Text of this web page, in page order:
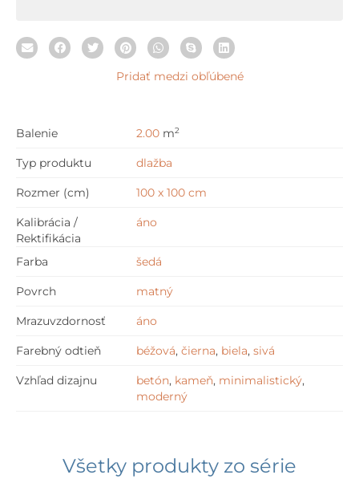
Pridať medzi obľúbené
Balenie 2.00 m2
Typ produktu dlažba
Rozmer (cm) 100 x 100 cm
Kalibrácia /
Rektifikácia
áno
Farba šedá
Povrch matný
Mrazuvzdornosť áno
Farebný odtieň béžová, čierna, biela, sivá
Vzhľad dizajnu betón, kameň, minimalistický,
moderný
Všetky produkty zo série